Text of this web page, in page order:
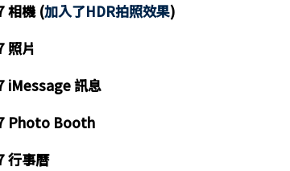
相機 (加入了HDR拍照效果)
照片
iMessage 訊息
Photo Booth
行事曆